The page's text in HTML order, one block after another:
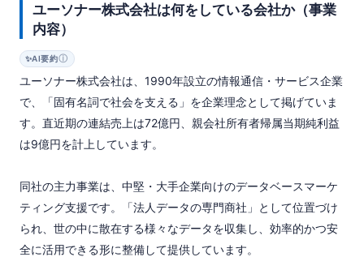
ユーソナー株式会社は何をしている会社か（事業
内容）
✨AI要約ⓘ
ユーソナー株式会社は、1990年設立の情報通信・サービス企業
で、「固有名詞で社会を支える」を企業理念として掲げていま
す。直近期の連結売上は72億円、親会社所有者帰属当期純利益
は9億円を計上しています。
同社の主力事業は、中堅・大手企業向けのデータベースマーケ
ティング支援です。「法人データの専門商社」として位置づけ
られ、世の中に散在する様々なデータを収集し、効率的かつ安
全に活用できる形に整備して提供しています。